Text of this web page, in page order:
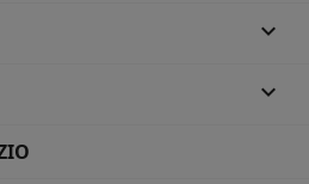

